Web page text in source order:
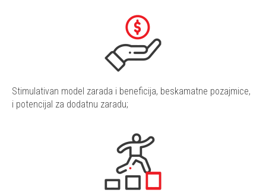
Stimulativan model zarada i beneficija, beskamatne pozajmice,
i potencijal za dodatnu zaradu;